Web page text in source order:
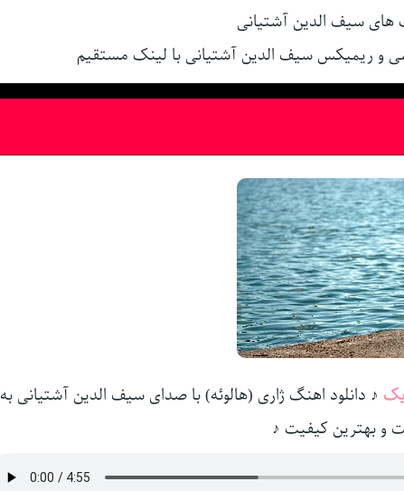
های سیف الدین آشتیانی
و ریمیکس سیف الدین آشتیانی با لینک مستقیم
♪ دانلود اهنگ ژاری (هالوئه) با صدای سیف الدین آشتیانی به
و بهترین کیفیت ♪